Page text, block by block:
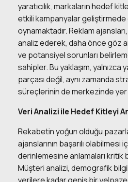
yaratıcılık, markaların hedef
etkili kampanyalar geliştirmede
oynamaktadır. Reklam
analiz ederek, daha önce göz
ve potansiyel sorunları
sahipler. Bu yaklaşım, yalnızca
parçası değil, aynı zamanda
süreçlerinin de merkezinde yer
Veri Analizi ile Hedef Kitleyi
Rekabetin yoğun olduğu
ajanslarının başarılı olabilmesi
derinlemesine anlamaları kritik
Müşteri analizi, demografik
verilere kadar geniş bir